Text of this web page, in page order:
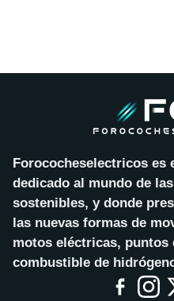
Forococheselectricos es
dedicado al mundo de
sostenibles, y donde
las nuevas formas de
motos eléctricas, puntos
combustible de